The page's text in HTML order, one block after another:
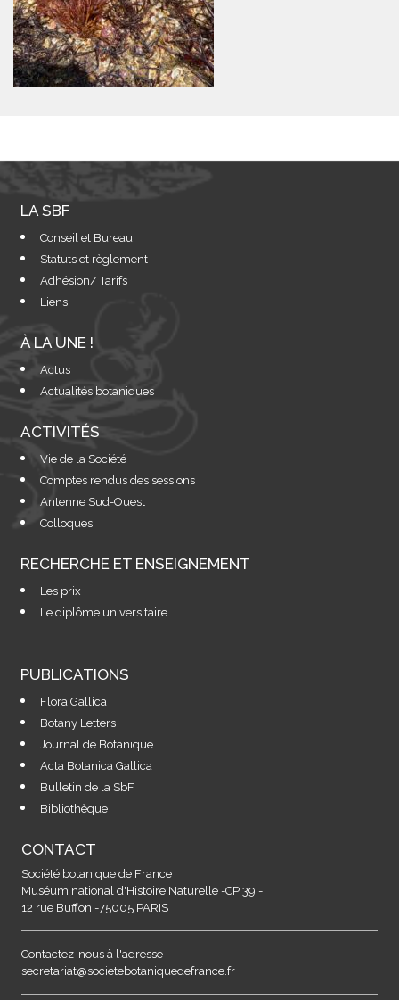
LA SBF
Conseil et Bureau
Statuts et règlement
Adhésion/ Tarifs
Liens
À LA UNE !
Actus
Actualités botaniques
ACTIVITÉS
Vie de la Société
Comptes rendus des sessions
Antenne Sud-Ouest
Colloques
RECHERCHE ET ENSEIGNEMENT
Les prix
Le diplôme universitaire
PUBLICATIONS
Flora Gallica
Botany Letters
Journal de Botanique
Acta Botanica Gallica
Bulletin de la SbF
Bibliothèque
CONTACT
Société botanique de France
Muséum national d'Histoire Naturelle -CP 39 -
12 rue Buffon -75005 PARIS
Contactez-nous à l'adresse :
secretariat@societebotaniquedefrance.fr